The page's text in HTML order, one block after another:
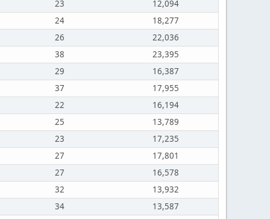
23
12,094
24
18,277
26
22,036
38
23,395
29
16,387
37
17,955
22
16,194
25
13,789
23
17,235
27
17,801
27
16,578
32
13,932
34
13,587